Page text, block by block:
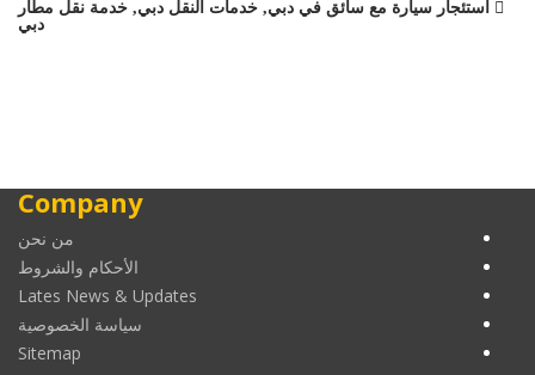
استئجار سيارة مع سائق في دبي, خدمات النقل دبي, خدمة نقل مطار
دبي
Company
من نحن
الأحكام والشروط
Lates News & Updates
سياسة الخصوصية
Sitemap